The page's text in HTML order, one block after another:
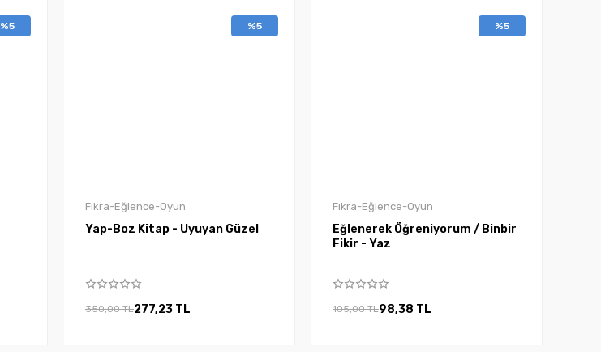
%5 %5
Fıkra-Eğlence-Oyun
Yap-Boz Kitap - Uyuyan Güzel
350,00 TL277,23 TL
%5
Fıkra-Eğlence-Oyun
Eğlenerek Öğreniyorum / Binbir
Fikir - Yaz
105,00 TL98,38 TL